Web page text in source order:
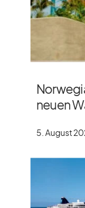
neuen
5. August